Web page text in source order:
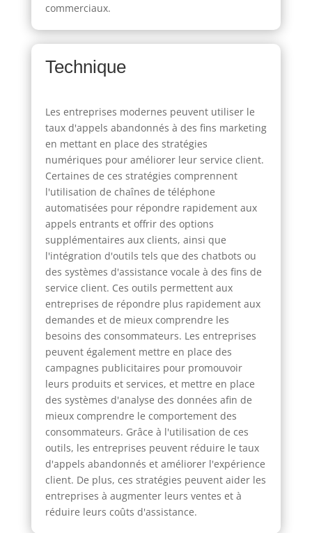
commerciaux.
Technique
Les entreprises modernes peuvent utiliser le
taux d'appels abandonnés à des fins marketing
en mettant en place des stratégies
numériques pour améliorer leur service client.
Certaines de ces stratégies comprennent
l'utilisation de chaînes de téléphone
automatisées pour répondre rapidement aux
appels entrants et offrir des options
supplémentaires aux clients, ainsi que
l'intégration d'outils tels que des chatbots ou
des systèmes d'assistance vocale à des fins de
service client. Ces outils permettent aux
entreprises de répondre plus rapidement aux
demandes et de mieux comprendre les
besoins des consommateurs. Les entreprises
peuvent également mettre en place des
campagnes publicitaires pour promouvoir
leurs produits et services, et mettre en place
des systèmes d'analyse des données afin de
mieux comprendre le comportement des
consommateurs. Grâce à l'utilisation de ces
outils, les entreprises peuvent réduire le taux
d'appels abandonnés et améliorer l'expérience
client. De plus, ces stratégies peuvent aider les
entreprises à augmenter leurs ventes et à
réduire leurs coûts d'assistance.